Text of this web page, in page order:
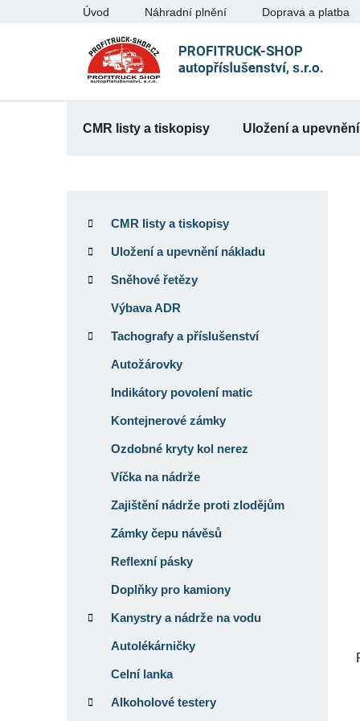
Úvod Náhradní plnění Doprava a platba
CMR listy a tiskopisy Uložení a
kategorie
CMR listy a tiskopisy
Uložení a upevnění nákladu
Sněhové řetězy
Výbava ADR
Tachografy a příslušenství
Autožárovky
Indikátory povolení matic
Kontejnerové zámky
Ozdobné kryty kol nerez
Víčka na nádrže
Zajištění nádrže proti zlodějům
Zámky čepu návěsů
Reflexní pásky
Doplňky pro kamiony
Kanystry a nádrže na vodu
Autolékárničky
Celní lanka
Alkoholové testery